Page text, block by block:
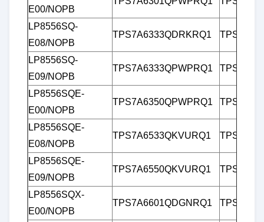
E00/NOPB
LP8556SQ-
E08/NOPB
TPS7A6333QDRKRQ1
LP8556SQ-
E09/NOPB
TPS7A6333QPWPRQ1
LP8556SQE-
E00/NOPB
TPS7A6350QPWPRQ1
LP8556SQE-
E08/NOPB
TPS7A6533QKVURQ1
LP8556SQE-
E09/NOPB
TPS7A6550QKVURQ1
LP8556SQX-
E00/NOPB
TPS7A6601QDGNRQ1